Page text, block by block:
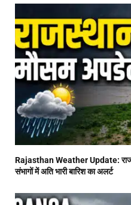
Rajasthan Weather Update:
संभागों में अति भारी बारिश का अलर्ट